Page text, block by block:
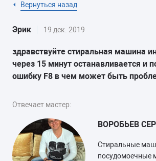
Вернуться назад
Эрик 19 дек. 2019
здравствуйте стиральная машина
через 15 минут останавливается и
ошибку F8 в чем может быть
Отвечает мастер:
ВОРОБЬЕВ
Стиральные
посудомоечные